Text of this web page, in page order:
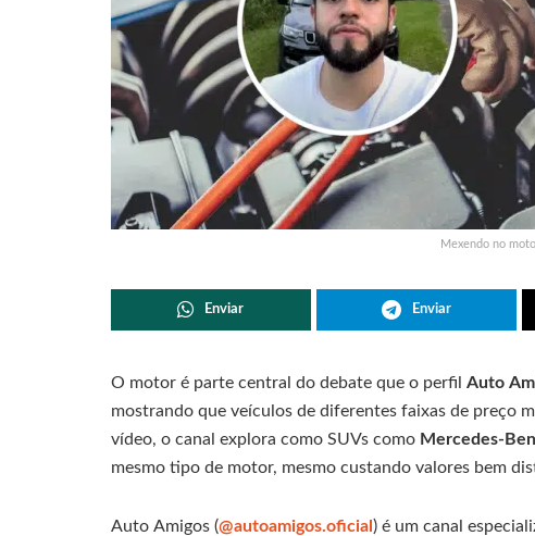
Mexendo no
Enviar Enviar
O motor é parte central do debate que o perfil Auto
mostrando que veículos de diferentes faixas de preço
vídeo, o canal explora como SUVs como
mesmo tipo de motor, mesmo custando valores bem
Auto Amigos (@autoamigos.oficial ) é um canal